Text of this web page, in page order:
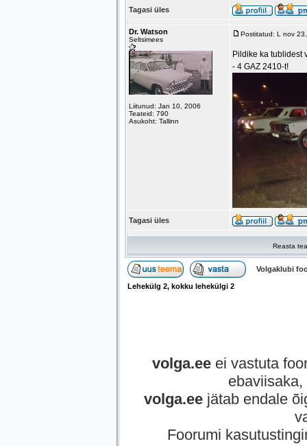
Tagasi üles
Dr. Watson
Seltsimees
Liitunud: Jan 10, 2006
Teateid: 790
Asukoht: Tallinn
Postitatud: L nov
Pildike ka tublidest
- 4 GAZ 2410-t!
Tagasi üles
Reasta
Volgaklubi
Lehekülg 2, kokku lehekülgi 2
volga.eeei vastuta
volga.ee jätab endale
Foorumi